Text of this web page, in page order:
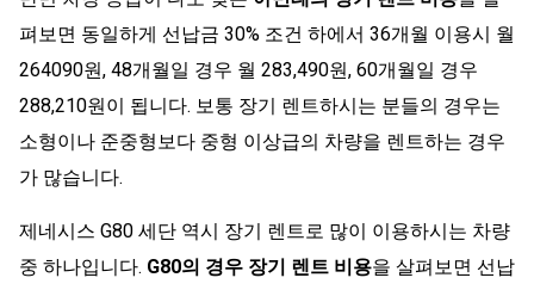
펴보면 동일하게 선납금 30% 조건 하에서 36개월 이용시 월
264090원, 48개월일 경우 월 283,490원, 60개월일 경우
288,210원이 됩니다. 보통 장기 렌트하시는 분들의 경우는
소형이나 준중형보다 중형 이상급의 차량을 렌트하는 경우
가 많습니다.
제네시스 G80 세단 역시 장기 렌트로 많이 이용하시는 차량
중 하나입니다. G80의 경우 장기 렌트 비용을 살펴보면 선납